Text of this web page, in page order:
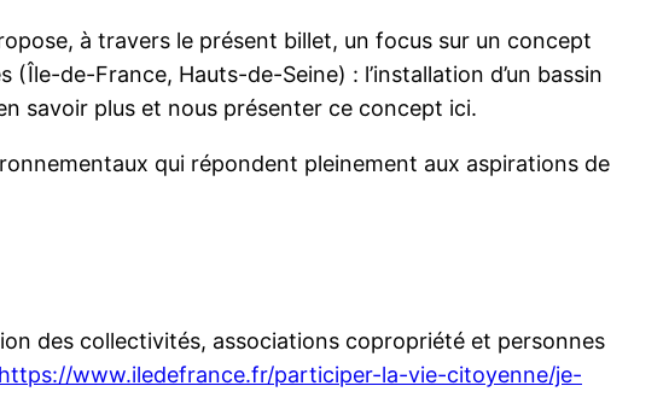
à travers le présent billet, un focus sur un concept
de-France, Hauts-de-Seine) : l’installation d’un bassin
savoir plus et nous présenter ce concept ici.
qui répondent pleinement aux aspirations de
des collectivités, associations copropriété et personnes
https://www.iledefrance.fr/participer-la-vie-citoyenne/je-